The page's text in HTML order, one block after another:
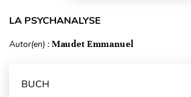
LA PSYCHANALYSE
Autor(en) : Maudet Emmanuel
BUCH